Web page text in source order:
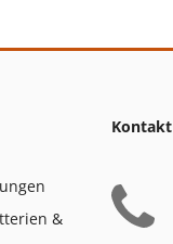
&
Kontakt